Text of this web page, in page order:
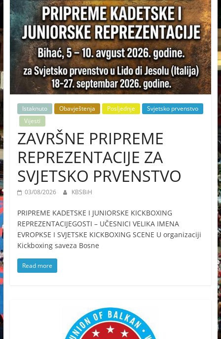
Istaknuto Obavještenja Posljednje
Svjetsko prvenstvo
Vijesti
ZAVRŠNE PRIPREME
REPREZENTACIJE ZA
SVJETSKO PRVENSTVO
03/08/2026 KBSBiH
PRIPREME KADETSKE I JUNIORSKE KICKBOXING
REPREZENTACIJEGOSTI – UČESNICI VELIKA IMENA
EVROPKSE I SVJETSKE KICKBOXING SCENE U organizaciji
Kickboxing saveza Bosne
Read more